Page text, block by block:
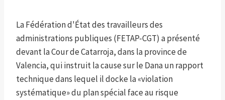
La Fédération d'État des travailleurs des
administrations publiques (FETAP-CGT) a présenté
devant la Cour de Catarroja, dans la province de
Valencia, qui instruit la cause sur le Dana un rapport
technique dans lequel il docke la «violation
systématique» du plan spécial face au risque